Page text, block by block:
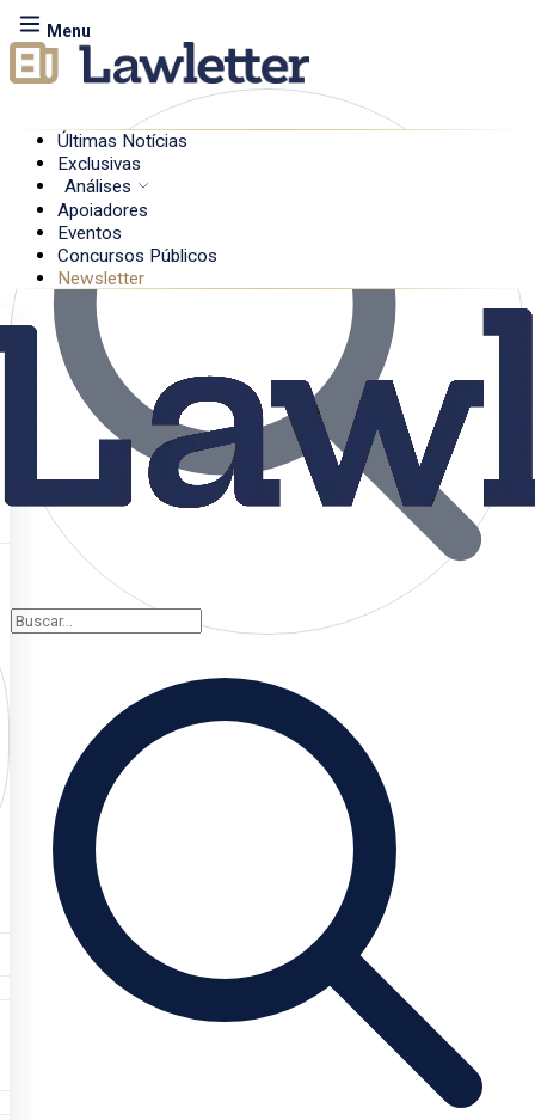
Menu
Últimas Notícias
Exclusivas
Análises
Apoiadores
Eventos
Concursos Públicos
Newsletter